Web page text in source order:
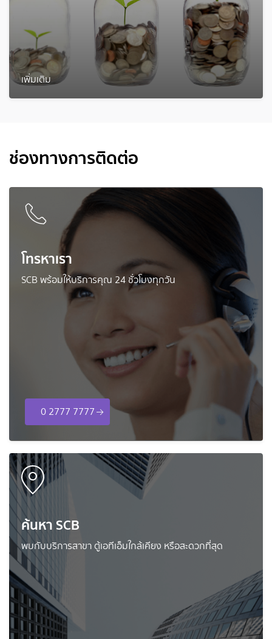
เพิ่มเติม
ช่องทางการติดต่อ
โทรหาเรา
SCB พร้อมให้บริการคุณ 24 ชั่วโมงทุกวัน
0 2777 7777
ค้นหา SCB
พบกับบริการสาขา ตู้เอทีเอ็มใกล้เคียง หรือสะดวกที่สุด